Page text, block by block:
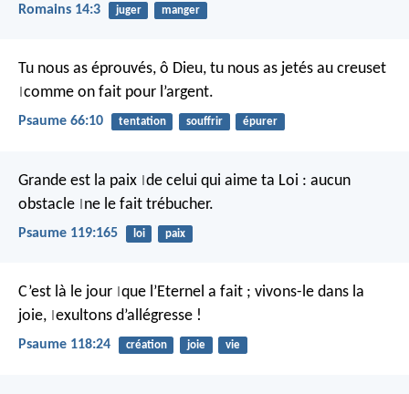
Romains 14:3 juger manger
Tu nous as éprouvés, ô Dieu, tu nous as jetés au creuset
comme on fait pour l’argent.
Psaume 66:10 tentation souffrir épurer
Grande est la paix de celui qui aime ta Loi : aucun
obstacle ne le fait trébucher.
Psaume 119:165 loi paix
C’est là le jour que l’Eternel a fait ; vivons-le dans la
joie, exultons d’allégresse !
Psaume 118:24 création joie vie